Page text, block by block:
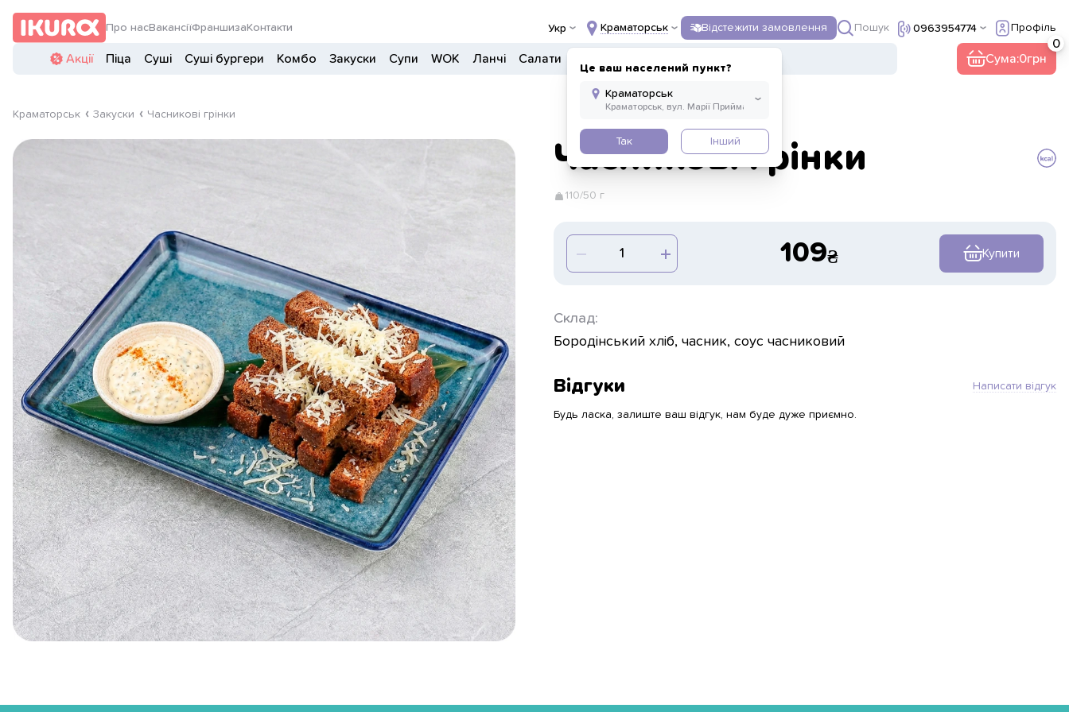
Про насВакансіїФраншиза Контакти Укр Краматорськ
Це ваш населений пункт?
Так Інший
Відстежити замовлення Пошук 0963954774 Профіль
Акції Піца Суші Суші бургери Комбо Закуски Супи WOK Ланчі Салати Сума:0
Краматорськ Закуски Часникові грінки
Часникові грінки
110/50 г
109 Купити
Склад:
Бородінський хліб, часник, соус часниковий
Відгуки Написати відгук
Будь ласка, залиште ваш відгук, нам буде дуже приємно.